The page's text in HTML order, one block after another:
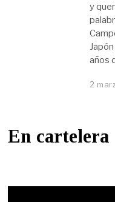
y
años
2
En cartelera